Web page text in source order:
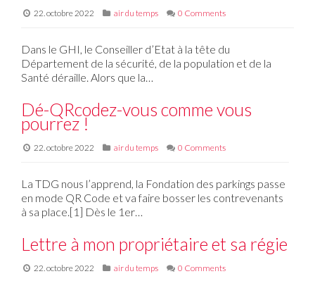
22. octobre 2022 air du temps 0 Comments
Dans le GHI, le Conseiller d’Etat à la tête du
Département de la sécurité, de la population et de la
Santé déraille. Alors que la…
Dé-QRcodez-vous comme vous
pourrez !
22. octobre 2022 air du temps 0 Comments
La TDG nous l’apprend, la Fondation des parkings passe
en mode QR Code et va faire bosser les contrevenants
à sa place.[1] Dès le 1er…
Lettre à mon propriétaire et sa régie
22. octobre 2022 air du temps 0 Comments